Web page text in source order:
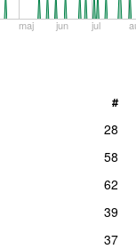
maj jun jul
#
28
58
62
39
37